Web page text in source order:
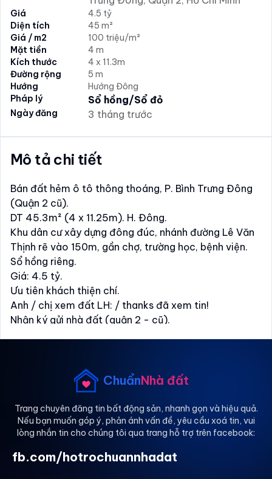
Giá
4.5 tỷ
Diện tích
45 m²
Giá / m2
100 triệu/m²
Mặt tiền
4 m
Kích thước
4 x 11.3m
Đường rộng
5 m
Hướng
Hướng Đông
Pháp lý
Sổ hồng/Sổ đỏ
Ngày đăng 3 tháng trước
Mô tả chi tiết
Bán đất hẻm ô tô thông thoáng, P. Bình Trưng Đông
(Quận 2 cũ).
DT 45.3m² (4 x 11.25m). H. Đông.
Khu dân cư xây dựng đông đúc, nhánh đường Lê Văn
Thịnh rẽ vào 150m, gần chợ, trường học, bệnh viện.
Sổ hồng riêng.
Giá: 4.5 tỷ.
Ưu tiên khách thiện chí.
Anh / chị xem đất LH: / thanks đã xem tin!
Nhận ký gửi nhà đất (quận 2 - cũ).
ChuẩnNhà đất
Trang chuyên đăng tin bất động sản, nhanh gọn và hiệu quả.
Nếu bạn muốn góp ý, phản ánh vấn đề, yêu cầu xoá tin, vui
lòng nhắn tin cho chúng tôi qua trang hỗ trợ trên facebook:
fb.com/hotrochuannhadat